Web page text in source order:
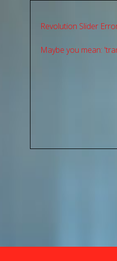
Revolution Slider
Maybe you mean: